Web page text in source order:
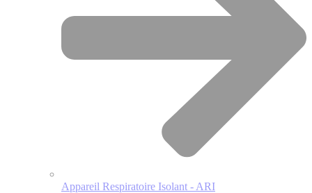
Appareil Respiratoire Isolant - ARI